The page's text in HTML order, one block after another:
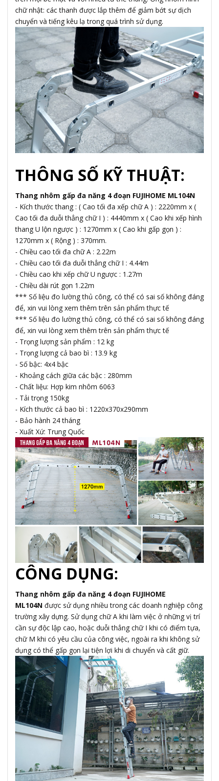
chữ nhật: các thanh được lắp thêm để giảm bớt sự dịch
chuyển và tiếng kêu lạ trong quá trình sử dụng.
THÔNG SỐ KỸ THUẬT:
Thang nhôm gấp đa năng 4 đoạn FUJIHOME ML104N
- Kích thước thang : ( Cao tối đa xếp chữ A ) : 2220mm x (
Cao tối đa duỗi thẳng chữ I ) : 4440mm x ( Cao khi xếp hình
thang U lộn ngược ) : 1270mm x ( Cao khi gấp gọn ) :
1270mm x ( Rộng ) : 370mm.
- Chiều cao tối đa chữ A : 2.22m
- Chiều cao tối đa duỗi thẳng chữ I : 4.44m
- Chiều cao khi xếp chữ U ngược : 1.27m
- Chiều dài rút gọn 1.22m
*** Số liệu đo lường thủ công, có thể có sai số không đáng
để, xin vui lòng xem thêm trên sản phẩm thực tế
*** Số liệu đo lường thủ công, có thể có sai số không đáng
để, xin vui lòng xem thêm trên sản phẩm thực tế
- Trọng lượng sản phẩm : 12 kg
- Trọng lượng cả bao bì : 13.9 kg
- Số bậc: 4x4 bậc
- Khoảng cách giữa các bậc : 280mm
- Chất liệu: Hợp kim nhôm 6063
- Tải trọng 150kg
- Kích thước cả bao bì : 1220x370x290mm
- Bảo hành 24 tháng
- Xuất Xứ: Trung Quốc
CÔNG DỤNG:
Thang nhôm gấp đa năng 4 đoạn FUJIHOME
ML104N được sử dụng nhiều trong các doanh nghiệp công
trường xây dựng. Sử dụng chữ A khi làm việc ở những vị trí
cần sự độc lập cao, hoặc duỗi thẳng chữ I khi có điểm tựa,
chữ M khi có yêu cầu của công việc, ngoài ra khi không sử
dụng có thể gấp gọn lại tiện lợi khi di chuyển và cất giữ.